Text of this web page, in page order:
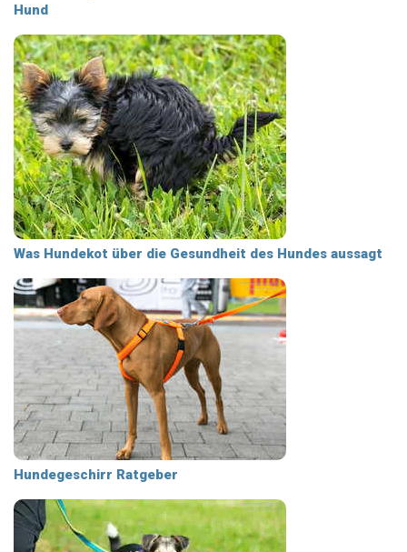
Hund
Was Hundekot über die Gesundheit des Hundes aussagt
Hundegeschirr Ratgeber